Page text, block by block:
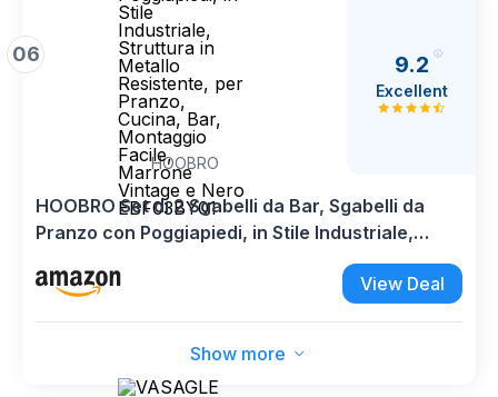
06
HOOBRO
9.2
Excellent
HOOBRO Set di 2 Sgabelli da Bar, Sgabelli da
Pranzo con Poggiapiedi, in Stile Industriale,
Struttura in Metallo Resistente, per Pranzo,
Cucina, Bar, Montaggio Facile, Marrone Vintage
View Deal
Show more